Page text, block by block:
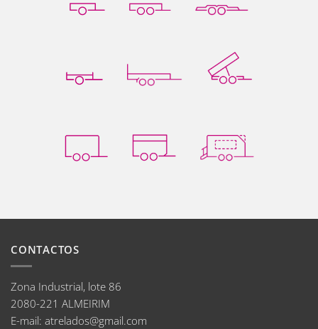
CONTACTOS
Zona Industrial, lote 86
2080-221 ALMEIRIM
E-mail: atrelados@gmail.com